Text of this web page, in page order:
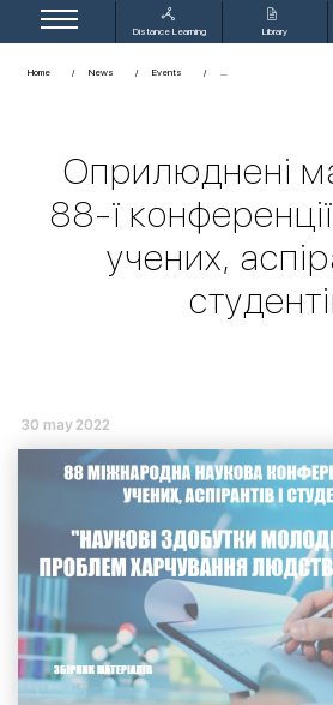
Distance Learning Library
Home News Events
Оприлюднені
88-ї
учених,
30 may 2022